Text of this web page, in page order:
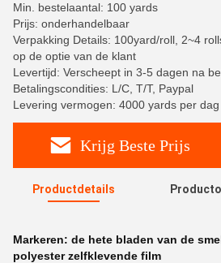
Min. bestelaantal: 100 yards
Prijs: onderhandelbaar
Verpakking Details: 100yard/roll, 2~4
op de optie van de klant
Levertijd: Verscheept in 3-5 dagen na
Betalingscondities: L/C, T/T, Paypal
Levering vermogen: 4000 yards per dag
Krijg Beste Prijs
Productdetails
Markeren: de hete bladen van de
polyester zelfklevende film